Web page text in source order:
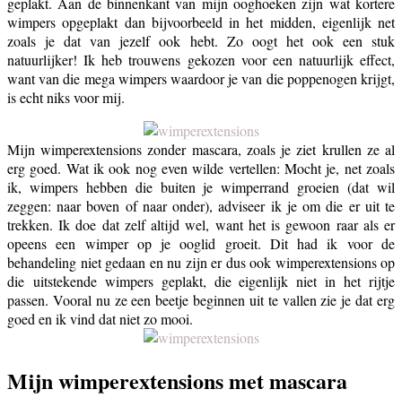
wimpers opgeplakt dan bijvoorbeeld in het midden, eigenlijk net
zoals je dat van jezelf ook hebt. Zo oogt het ook een stuk
natuurlijker! Ik heb trouwens gekozen voor een natuurlijk effect,
want van die mega wimpers waardoor je van die poppenogen krijgt,
is echt niks voor mij.
Mijn wimperextensions zonder mascara, zoals je ziet krullen ze al
erg goed. Wat ik ook nog even wilde vertellen: Mocht je, net zoals
ik, wimpers hebben die buiten je wimperrand groeien (dat wil
zeggen: naar boven of naar onder), adviseer ik je om die er uit te
trekken. Ik doe dat zelf altijd wel, want het is gewoon raar als er
opeens een wimper op je ooglid groeit. Dit had ik voor de
behandeling niet gedaan en nu zijn er dus ook wimperextensions op
die uitstekende wimpers geplakt, die eigenlijk niet in het rijtje
passen. Vooral nu ze een beetje beginnen uit te vallen zie je dat erg
goed en ik vind dat niet zo mooi.
Mijn wimperextensions met mascara